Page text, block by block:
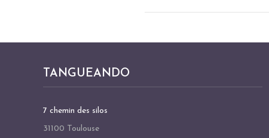
TANGUEANDO
7 chemin des silos
31100 Toulouse